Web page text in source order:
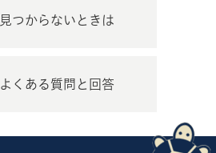
見つからないときは
よくある質問と回答